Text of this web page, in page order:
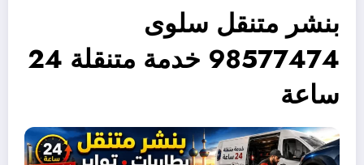
بنشر متنقل سلوى
98577474 خدمة متنقلة 24
ساعة